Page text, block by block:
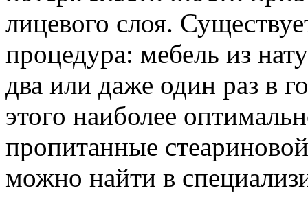
лицевого слоя.
процедура: мебель из
два или даже один раз в
этого наиболее
пропитанные
можно найти в